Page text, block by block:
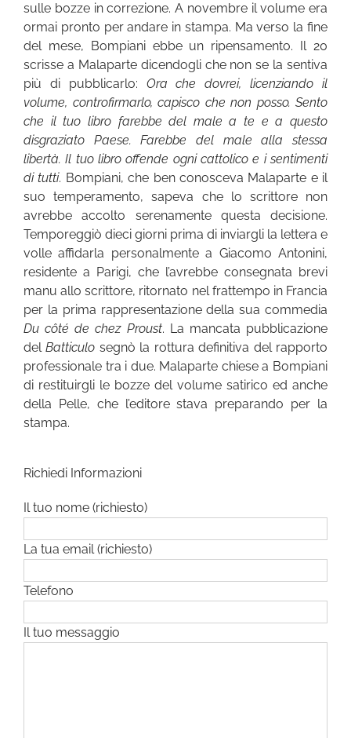
sulle bozze in correzione. A novembre il volume era
ormai pronto per andare in stampa. Ma verso la fine
del mese, Bompiani ebbe un ripensamento. Il 20
scrisse a Malaparte dicendogli che non se la sentiva
più di pubblicarlo: Ora che dovrei, licenziando il
volume, controfirmarlo, capisco che non posso. Sento
che il tuo libro farebbe del male a te e a questo
disgraziato Paese. Farebbe del male alla stessa
libertà. Il tuo libro offende ogni cattolico e i sentimenti
di tutti. Bompiani, che ben conosceva Malaparte e il
suo temperamento, sapeva che lo scrittore non
avrebbe accolto serenamente questa decisione.
Temporeggiò dieci giorni prima di inviargli la lettera e
volle affidarla personalmente a Giacomo Antonini,
residente a Parigi, che l’avrebbe consegnata brevi
manu allo scrittore, ritornato nel frattempo in Francia
per la prima rappresentazione della sua commedia
Du côté de chez Proust. La mancata pubblicazione
delBatticulo segnò la rottura definitiva del rapporto
professionale tra i due. Malaparte chiese a Bompiani
di restituirgli le bozze del volume satirico ed anche
della Pelle, che l’editore stava preparando per la
stampa.
Richiedi Informazioni
Il tuo nome (richiesto)
La tua email (richiesto)
Telefono
Il tuo messaggio